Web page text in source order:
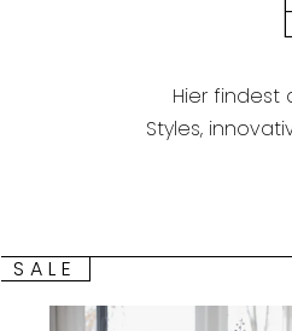
Hier findest
Styles,
SALE